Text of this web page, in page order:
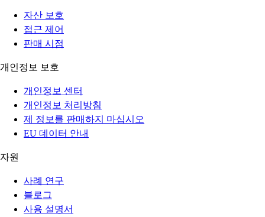
자산 보호
접근 제어
판매 시점
개인정보 보호
개인정보 센터
개인정보 처리방침
제 정보를 판매하지 마십시오
EU 데이터 안내
자원
사례 연구
블로그
사용 설명서